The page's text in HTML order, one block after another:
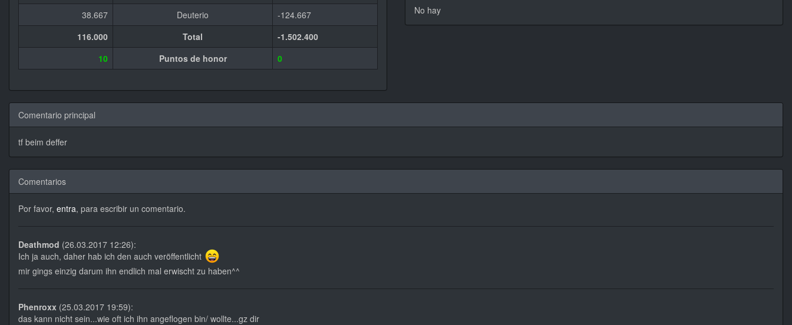
38.667
Deuterio
-124.667
116.000
Total
-1.502.400
10
Puntos de honor 0
No hay
Comentario principal
tf beim deffer
Comentarios
Por favor, entra, para escribir un comentario.
Deathmod (26.03.2017 12:26):
Ich ja auch, daher hab ich den auch veröffentlicht
mir gings einzig darum ihn endlich mal erwischt zu haben^^
Phenroxx (25.03.2017 19:59):
das kann nicht sein...wie oft ich ihn angeflogen bin/ wollte...gz dir